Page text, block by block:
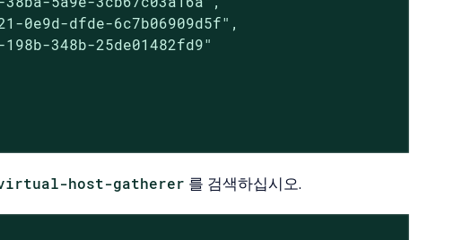
0e9d-dfde-6c7b06909d5f",
348b-25de01482fd9"
host-gatherer 를 검색하십시오.